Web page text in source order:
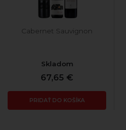
Cabernet Sauvignon
Skladom
67,65 €
PRIDAŤ DO KOŠÍKA